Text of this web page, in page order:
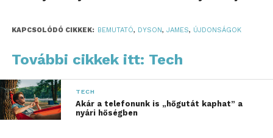
elmondta:
„Az elmúlt évek során a
merész dizájn, a
legmodernebb
KAPCSOLÓDÓ CIKKEK: BEMUTATÓ, DYSON, JAMES, ÚJDONSÁGOK
További cikkek itt: Tech
TECH
Akár a telefonunk is „hőgutát kaphat” a
nyári hőségben